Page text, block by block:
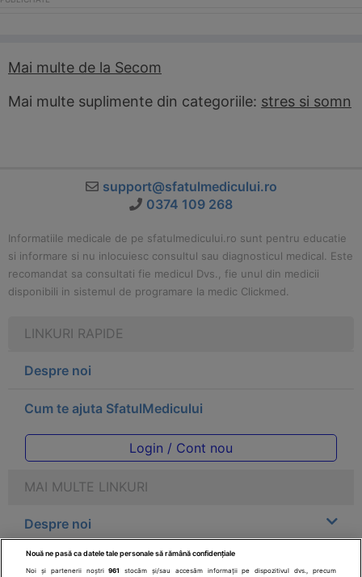
Mai multe de la Secom
Mai multe suplimente din categoriile: stres si somn
support@sfatulmedicului.ro
0374 109 268
Informatiile medicale de pe sfatulmedicului.ro sunt pentru educatie
si informare si nu inlocuiesc consultul sau diagnosticul medical. Este
recomandat sa consultati fie medicul Dvs., fie unul din medicii
disponibili in sistemul de programare la medic Clickmed.
LINKURI RAPIDE
Despre noi
Cum te ajuta SfatulMedicului
Login / Cont nou
MAI MULTE LINKURI
Despre noi
Legal
Nouă ne pasă ca datele tale personale să rămână confidențiale
Noi și partenerii noștri961
stocăm și/sau accesăm informații pe dispozitivul dvs., precum